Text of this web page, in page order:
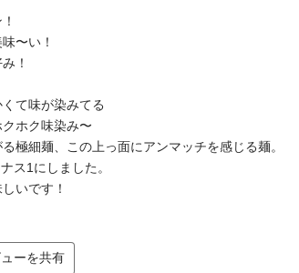
〜い！
！
て味が染みてる
ホク味染み〜
極細麺、この上っ面にアンマッチを感じる麺。
ス1にしました。
いです！
ーを共有